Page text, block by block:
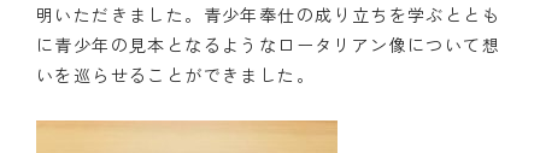
明いただきました。青少年奉仕の成り立ちを学ぶととも
に青少年の見本となるようなロータリアン像について想
いを巡らせることができました。